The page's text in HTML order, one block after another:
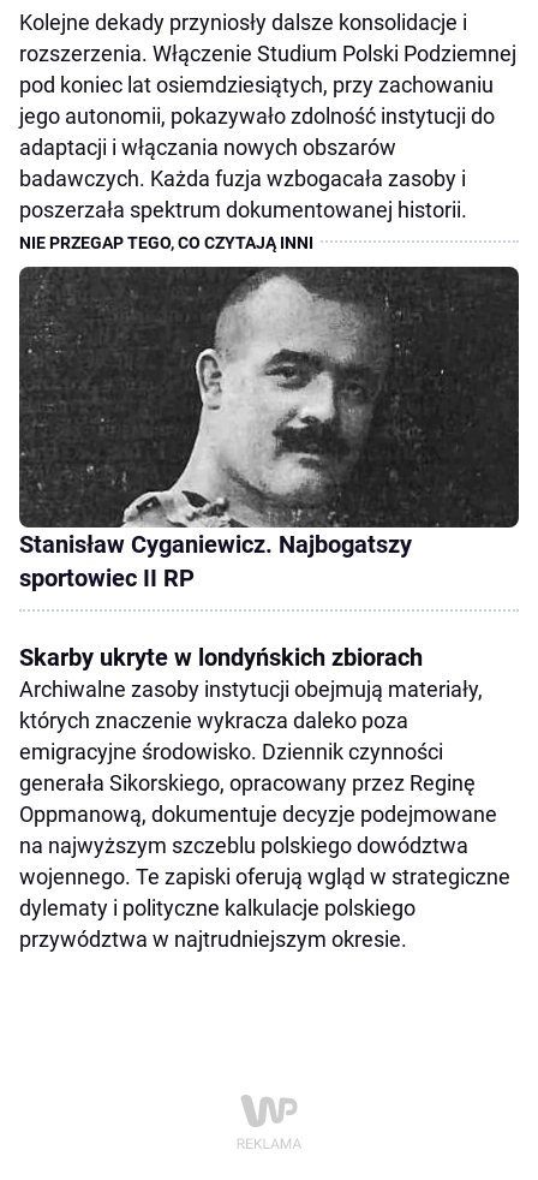
Kolejne dekady przyniosły dalsze konsolidacje i
rozszerzenia. Włączenie Studium Polski Podziemnej
pod koniec lat osiemdziesiątych, przy zachowaniu
jego autonomii, pokazywało zdolność instytucji do
adaptacji i włączania nowych obszarów
badawczych. Każda fuzja wzbogacała zasoby i
poszerzała spektrum dokumentowanej historii.
Stanisław Cyganiewicz. Najbogatszy
sportowiec II RP
Skarby ukryte w londyńskich zbiorach
Archiwalne zasoby instytucji obejmują materiały,
których znaczenie wykracza daleko poza
emigracyjne środowisko. Dziennik czynności
generała Sikorskiego, opracowany przez Reginę
Oppmanową, dokumentuje decyzje podejmowane
na najwyższym szczeblu polskiego dowództwa
wojennego. Te zapiski oferują wgląd w strategiczne
dylematy i polityczne kalkulacje polskiego
przywództwa w najtrudniejszym okresie.